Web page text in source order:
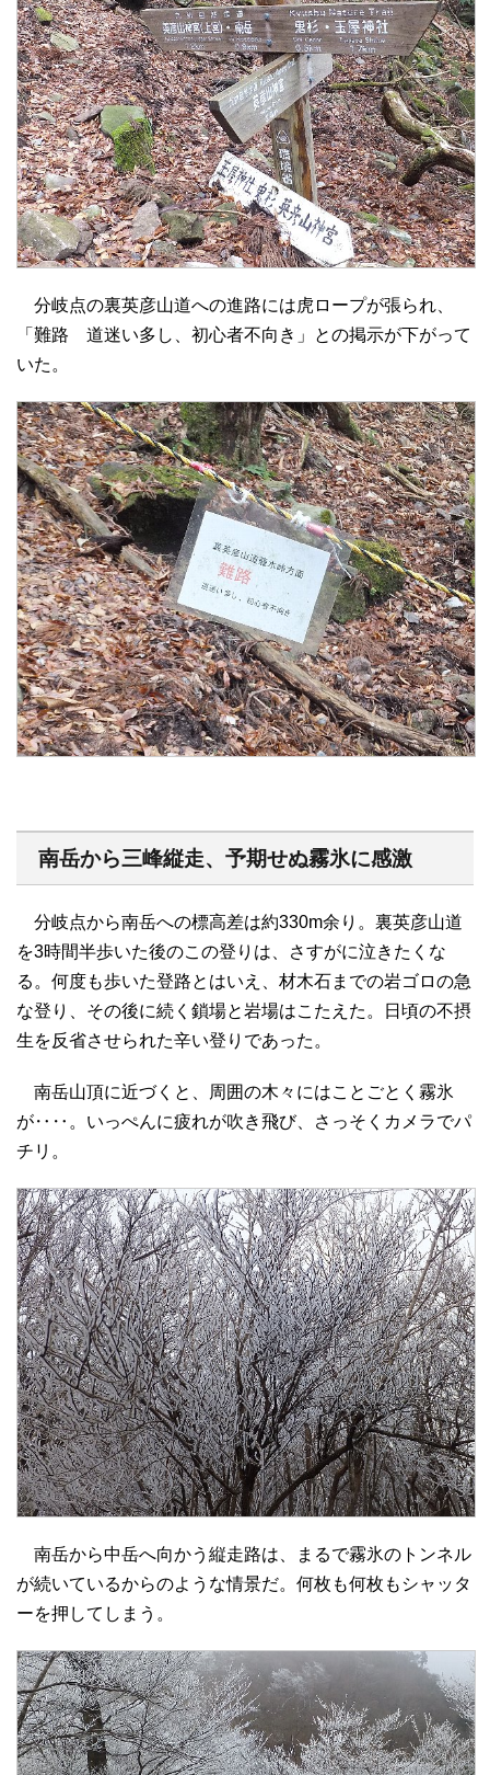
分岐点の裏英彦山道への進路には虎ロープが張られ、
「難路 道迷い多し、初心者不向き」との掲示が下がって
いた。
南岳から三峰縦走、予期せぬ霧氷に感激
分岐点から南岳への標高差は約330m余り。裏英彦山道
を3時間半歩いた後のこの登りは、さすがに泣きたくな
る。何度も歩いた登路とはいえ、材木石までの岩ゴロの急
な登り、その後に続く鎖場と岩場はこたえた。日頃の不摂
生を反省させられた辛い登りであった。
南岳山頂に近づくと、周囲の木々にはことごとく霧氷
が‥‥。いっぺんに疲れが吹き飛び、さっそくカメラでパ
チリ。
南岳から中岳へ向かう縦走路は、まるで霧氷のトンネル
が続いているからのような情景だ。何枚も何枚もシャッタ
ーを押してしまう。